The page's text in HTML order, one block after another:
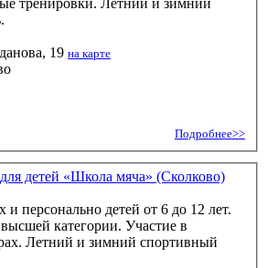
тренировки. Летний и зимний
19 на карте
Подробнее>>
детей «Школа мяча» (Сколково)
и персонально детей от 6 до 12 лет.
категории. Участие в
Летний и зимний спортивный